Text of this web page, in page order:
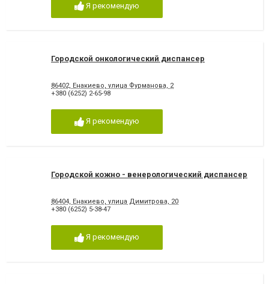
Я рекомендую
Городской онкологический диспансер
86402, Енакиево, улица Фурманова, 2
+380 (6252) 2-65-98
Я рекомендую
Городской кожно - венерологический диспансер
86404, Енакиево, улица Димитрова, 20
+380 (6252) 5-38-47
Я рекомендую